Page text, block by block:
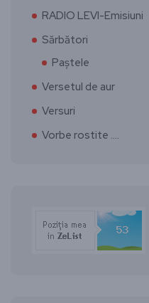
RADIO LEVI-Emisiuni
Sărbători
Paștele
Versetul de aur
Versuri
Vorbe rostite ….